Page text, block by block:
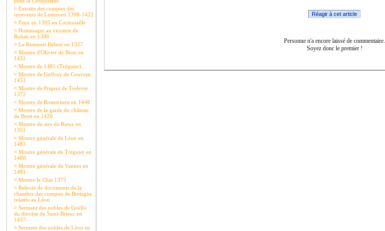
¤ Extraits des comptes des
receveurs de Lesneven 1398-1422
¤ Feux en 1395 en Cornouaille
¤ Hommages au vicomte de
Rohan en 1396
¤ Le Kemenet Héboé en 1327
¤ Montre d'Olivier de Bron en
1451
¤ Montre de 1481 (Tréguier)
¤ Montre de Geffroy de Couvran
1451
¤ Montre de Prigent de Trelever
1372
¤ Montre de Rosnivinen en 1448
¤ Montre de la garde du château
de Brest en 1420
¤ Montre du sire de Rieux en
1351
¤ Montre générale de Léon en
1481
¤ Montre générale de Tréguier en
1480.
¤ Montre générale de Vannes en
1481
¤ Montre le Chat 1375
¤ Relevés de documents de la
chambre des comptes de Bretagne
relatifs au Léon
¤ Serment des nobles de Goëllo
du diocèse de Saint-Brieuc en
1437
¤ Serment des nobles de Léon en
Réagir à cet article
Personne n'a encore laissé de commentaire.
Soyez donc le premier !